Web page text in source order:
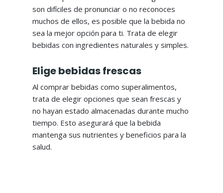
son difíciles de pronunciar o no reconoces
muchos de ellos, es posible que la bebida no
sea la mejor opción para ti. Trata de elegir
bebidas con ingredientes naturales y simples.
Elige bebidas frescas
Al comprar bebidas como superalimentos,
trata de elegir opciones que sean frescas y
no hayan estado almacenadas durante mucho
tiempo. Esto asegurará que la bebida
mantenga sus nutrientes y beneficios para la
salud.